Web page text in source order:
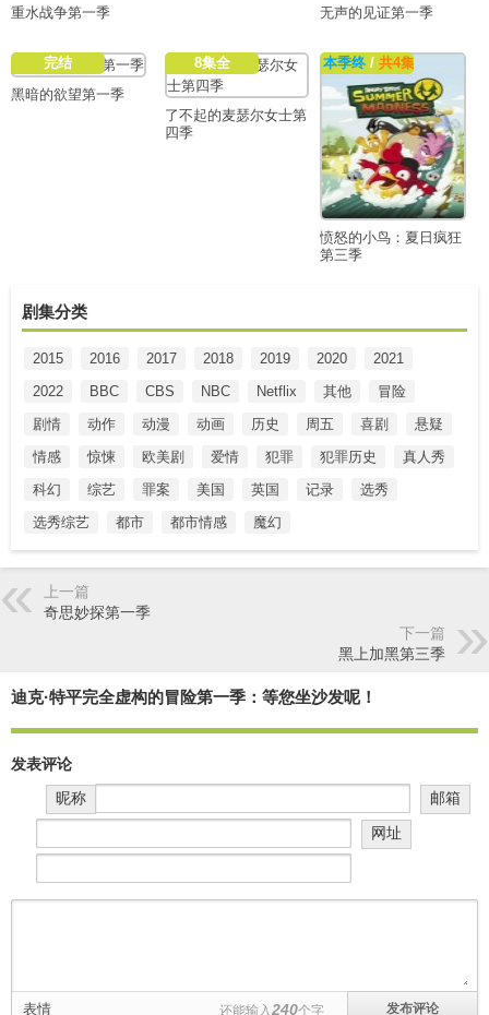
重水战争第一季 无声的见证第一季
完结
黑暗的欲望第一季
8集全
了不起的麦瑟尔女士第
四季
本季终/ 共4集
愤怒的小鸟：夏日疯狂
第三季
剧集分类
2015 2016 2017 2018 2019 2020
2021
2022
BBC CBS NBC Netflix 其他
冒险
剧情
动作 动漫 动画 历史 周五 喜剧
悬疑
情感
惊悚 欧美剧 爱情 犯罪 犯罪历史
真人秀
科幻
综艺 罪案 美国 英国 记录
选秀
选秀综艺
都市 都市情感 魔幻
上一篇
奇思妙探第一季
下一篇
黑上加黑第三季
迪克·特平完全虚构的冒险第一季：等您坐沙发呢！
发表评论
昵称
邮箱
网址
表情 还能输入 240个字